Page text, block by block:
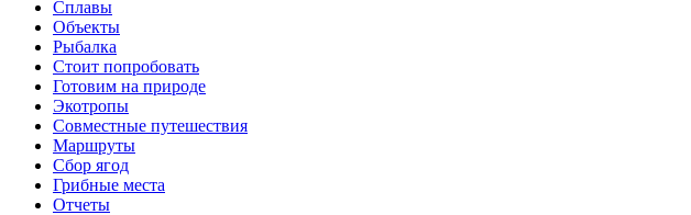
Сплавы
Объекты
Рыбалка
Стоит попробовать
Готовим на природе
Экотропы
Совместные путешествия
Маршруты
Сбор ягод
Грибные места
Отчеты